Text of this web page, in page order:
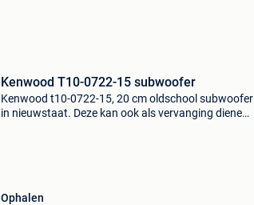
Kenwood T10-0722-15 subwoofer
Kenwood t10-0722-15, 20 cm oldschool subwoofer
in nieuwstaat. Deze kan ook als vervanging dienen
Ophalen